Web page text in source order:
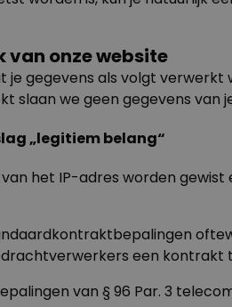
van onze website
gegevens als volgt
slaan we geen gegevens van
„legitiem belang“
het IP-adres worden
een
van § 96 Par. 3